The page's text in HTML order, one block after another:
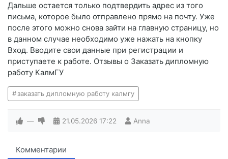
Дальше остается только подтвердить адрес из того
письма, которое было отправлено прямо на почту. Уже
после этого можно снова зайти на главную страницу, но
в данном случае необходимо уже нажать на кнопку
Вход. Вводите свои данные при регистрации и
приступаете к работе. Отзывы о Заказать дипломную
работу КалмГУ
заказать дипломную работу калмгу
— 21.05.2026 17:22 Anna
Комментарии